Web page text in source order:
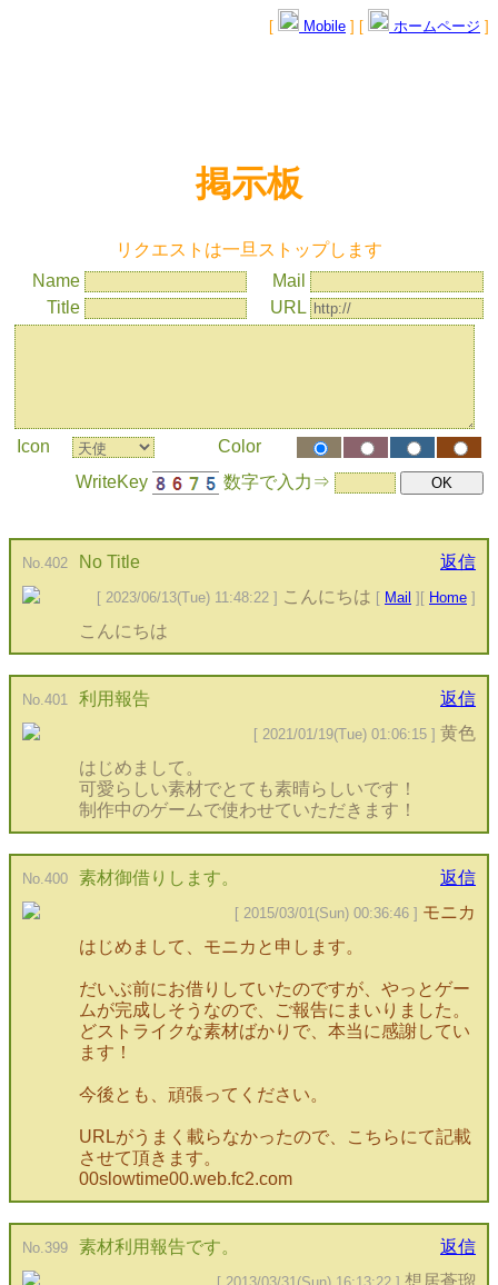
[ Mobile ] [ ホームページ ]
掲示板
リクエストは一旦ストップします
Name
Mail
Title
URL
Icon
Color
WriteKey
数字で入力⇒
No.402 No Title 返信
[ 2023/06/13(Tue) 11:48:22 ] こんにちは [ Mail ][ Home ]
こんにちは
No.401 利用報告 返信
[ 2021/01/19(Tue) 01:06:15 ] 黄色
はじめまして。
可愛らしい素材でとても素晴らしいです！
制作中のゲームで使わせていただきます！
No.400 素材御借りします。 返信
[ 2015/03/01(Sun) 00:36:46 ] モニカ
はじめまして、モニカと申します。
だいぶ前にお借りしていたのですが、やっとゲー
ムが完成しそうなので、ご報告にまいりました。
どストライクな素材ばかりで、本当に感謝してい
ます！
今後とも、頑張ってください。
URLがうまく載らなかったので、こちらにて記載
させて頂きます。
00slowtime00.web.fc2.com
No.399 素材利用報告です。 返信
想居蒼瑠